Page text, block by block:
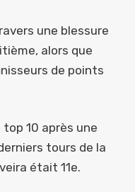
une blessure
alors que
de points
10 après une
tours de la
était 11e.